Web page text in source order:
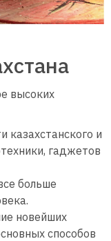
высоких
казахстанского и
гаджетов
больше
новейших
способов